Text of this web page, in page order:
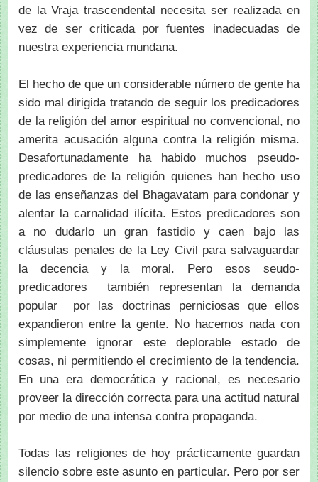
de la Vraja trascendental necesita ser realizada en
vez de ser criticada por fuentes inadecuadas de
nuestra experiencia mundana.
El hecho de que un considerable número de gente ha
sido mal dirigida tratando de seguir los predicadores
de la religión del amor espiritual no convencional, no
amerita acusación alguna contra la religión misma.
Desafortunadamente ha habido muchos pseudo-
predicadores de la religión quienes han hecho uso
de las enseñanzas del Bhagavatam para condonar y
alentar la carnalidad ilícita. Estos predicadores son
a no dudarlo un gran fastidio y caen bajo las
cláusulas penales de la Ley Civil para salvaguardar
la decencia y la moral. Pero esos seudo-
predicadores también representan la demanda
popular por las doctrinas perniciosas que ellos
expandieron entre la gente. No hacemos nada con
simplemente ignorar este deplorable estado de
cosas, ni permitiendo el crecimiento de la tendencia.
En una era democrática y racional, es necesario
proveer la dirección correcta para una actitud natural
por medio de una intensa contra propaganda.
Todas las religiones de hoy prácticamente guardan
silencio sobre este asunto en particular. Pero por ser